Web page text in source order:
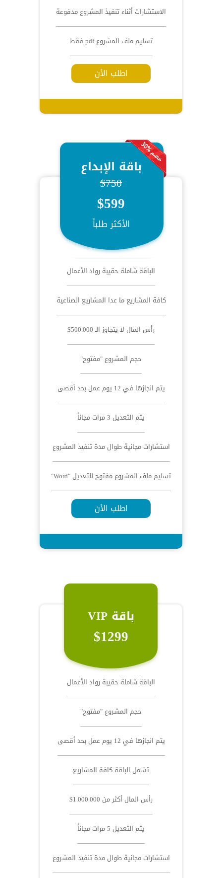
الاستشارات أثناء تنفيذ المشروع مدفوعة
تسليم ملف المشروع pdf فقط
اطلب الأن
باقة الإبداع
$750
$599
الأكثر طلباً
الباقة شاملة حقيبة رواد الأعمال
كافة المشاريع ما عدا المشاريع الصناعية
رأس المال لا يتجاوز الـ 500.000$
حجم المشروع "مفتوح"
يتم انجازها في 12 يوم عمل بحد أقصى
يتم التعديل 3 مرات مجاناً
استشارات مجانية طوال مدة تنفيذ المشروع
تسليم ملف المشروع مفتوح للتعديل "Word"
اطلب الأن
باقة VIP
$1299
الباقة شاملة حقيبة رواد الأعمال
حجم المشروع "مفتوح"
يتم انجازها في 12 يوم عمل بحد أقصى
تشمل الباقة كافة المشاريع
رأس المال أكثر من 1.000.000$
يتم التعديل 5 مرات مجاناً
استشارات مجانية طوال مدة تنفيذ المشروع